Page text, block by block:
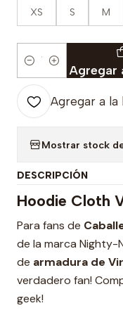
XS S M
Cantidad Agregar
Agregar a
Mostrar stock
DESCRIPCIÓN
Hoodie Cloth
Para fans de
de la marca
de armadura de
verdadero fan!
geek!